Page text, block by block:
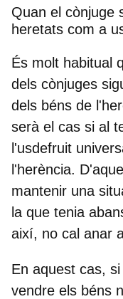
Quan el cònjuge
heretats com a
És molt habitual
dels cònjuges
dels béns de
serà el cas si al
l'usdefruit
l'herència.
mantenir una
la que tenia
així, no cal anar
En aquest cas,
vendre els béns